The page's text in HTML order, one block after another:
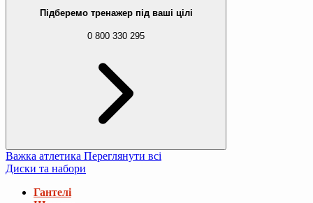
Підберемо тренажер під ваші цілі
0 800 330 295
Важка атлетика Переглянути всі
Диски та набори
Гантелі